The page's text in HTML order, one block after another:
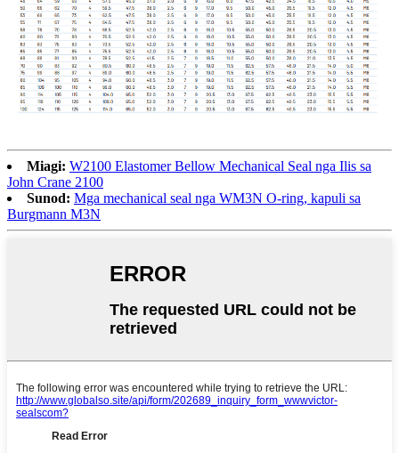
Miagi: W2100 Elastomer Bellow Mechanical Seal nga Ilis sa
John Crane 2100
Sunod: Mga mechanical seal nga WM3N O-ring, kapuli sa
Burgmann M3N